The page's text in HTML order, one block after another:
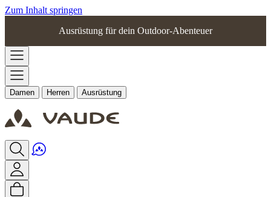
Zum Inhalt springen
Ausrüstung für dein Outdoor-Abenteuer
Damen Herren Ausrüstung